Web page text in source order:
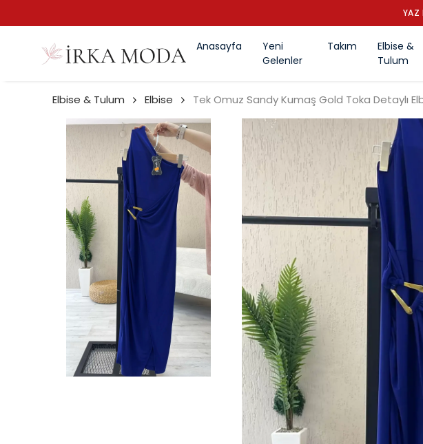
YAZ
Anasayfa
Yeni
Gelenler
Takım
Elbise &
Tulum
Elbise & Tulum Elbise Tek Omuz Sandy Kumaş Gold Toka Detaylı